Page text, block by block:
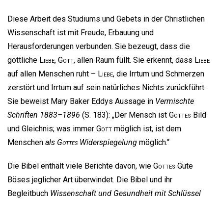
Diese Arbeit des Studiums und Gebets in der Christlichen
Wissenschaft ist mit Freude, Erbauung und
Herausforderungen verbunden. Sie bezeugt, dass die
göttliche Liebe, Gott, allen Raum füllt. Sie erkennt, dass Liebe
auf allen Menschen ruht – Liebe, die Irrtum und Schmerzen
zerstört und Irrtum auf sein natürliches Nichts zurückführt.
Sie beweist Mary Baker Eddys Aussage in Vermischte
Schriften 1883–1896 (S. 183): „Der Mensch ist Gottes Bild
und Gleichnis; was immer Gott möglich ist, ist dem
Menschen als GottesWiderspiegelung möglich.“
Die Bibel enthält viele Berichte davon, wie Gottes Güte
Böses jeglicher Art überwindet. Die Bibel und ihr
Begleitbuch Wissenschaft und Gesundheit mit Schlüssel